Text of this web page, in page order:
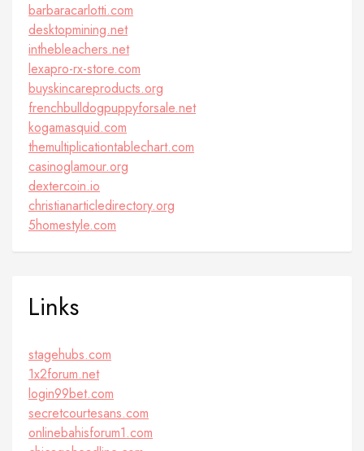
barbaracarlotti.com
desktopmining.net
inthebleachers.net
lexapro-rx-store.com
buyskincareproducts.org
frenchbulldogpuppyforsale.net
kogamasquid.com
themultiplicationtablechart.com
casinoglamour.org
dextercoin.io
christianarticledirectory.org
5homestyle.com
Links
stagehubs.com
1x2forum.net
login99bet.com
secretcourtesans.com
onlinebahisforum1.com